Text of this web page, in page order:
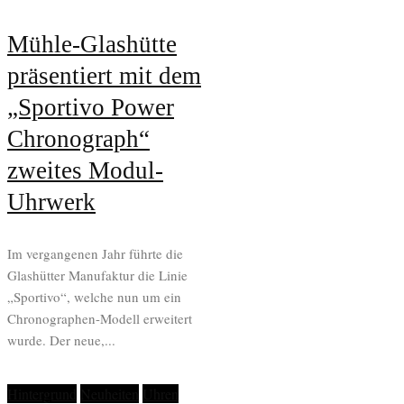
Mühle-Glashütte
präsentiert mit dem
„Sportivo Power
Chronograph“
zweites Modul-
Uhrwerk
Im vergangenen Jahr führte die
Glashütter Manufaktur die Linie
„Sportivo“, welche nun um ein
Chronographen-Modell erweitert
wurde. Der neue,...